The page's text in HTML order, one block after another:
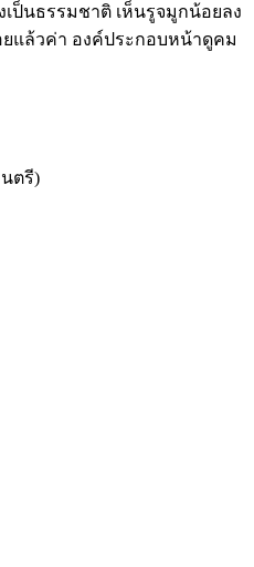
เป็นธรรมชาติ เห็นรูจมูกน้อยลง
แล้วค่า องค์ประกอบหน้าดูคม
ตรี)